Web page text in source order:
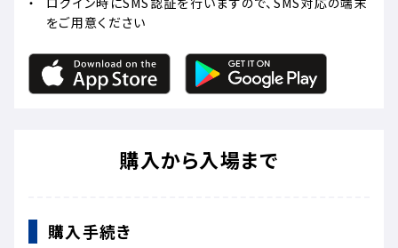
をご用意ください
購入から入場まで
購入手続き